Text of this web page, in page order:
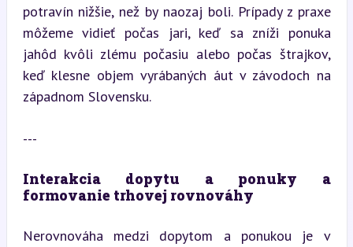
potravín nižšie, než by naozaj boli. Prípady z praxe
môžeme vidieť počas jari, keď sa zníži ponuka
jahôd kvôli zlému počasiu alebo počas štrajkov,
keď klesne objem vyrábaných áut v závodoch na
západnom Slovensku.
---
Interakcia dopytu a ponuky a
formovanie trhovej rovnováhy
Nerovnováha medzi dopytom a ponukou je v